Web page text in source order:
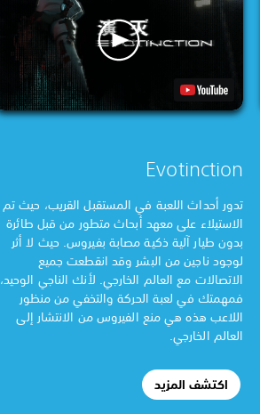
Evotinction
تدور أحداث اللعبة في المستقبل القريب، حيث تم
الاستيلاء على معهد أبحاث متطور من قبل طائرة
بدون طيار آلية ذكية مصابة بفيروس. حيث لا أثر
لوجود ناجين من البشر وقد انقطعت جميع
الاتصالات مع العالم الخارجي. لأنك الناجي الوحيد،
فمهمتك في لعبة الحركة والتخفي من منظور
اللاعب هذه هي منع الفيروس من الانتشار إلى
العالم الخارجي.
اكتشف المزيد